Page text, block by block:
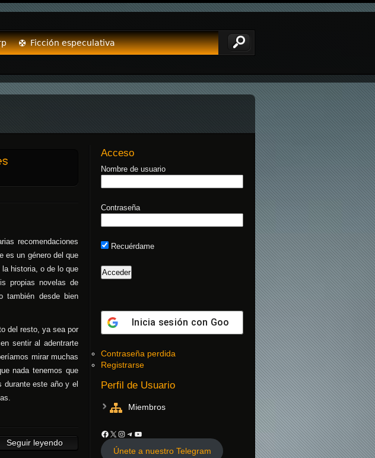
Ficción especulativa
recomendaciones
es un género del que
historia, o de lo que
propias novelas de
también desde bien
del resto, ya sea por
sentir al adentrarte
mirar muchas
nada tenemos que
durante este año y el
Seguir leyendo
Acceso
Nombre de usuario
Contraseña
Recuérdame
Inicia sesión con Google
Contraseña perdida
Registrarse
Perfil de Usuario
Miembros
Únete a nuestro Telegram